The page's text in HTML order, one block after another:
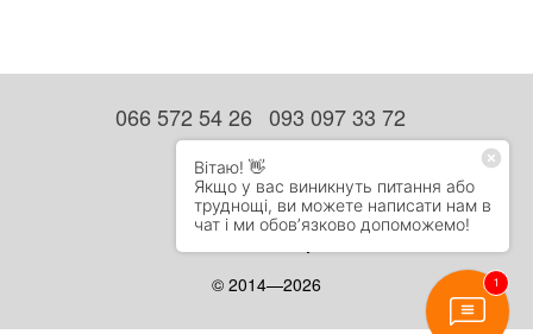
066 572 54 26 093 097 33 72
Контактна інформація
Повна версія сайту
© 2014—2026